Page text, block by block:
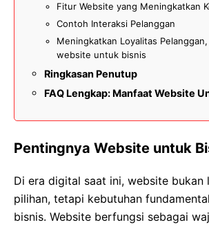
Fitur Website yang Meningkatkan
Contoh Interaksi Pelanggan
Meningkatkan Loyalitas
website untuk bisnis
Ringkasan Penutup
FAQ Lengkap: Manfaat Website
Pentingnya Website untuk
Di era digital saat ini, website bukan
pilihan, tetapi kebutuhan
bisnis. Website berfungsi sebagai